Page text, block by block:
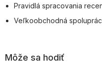
Pravidlá spracovania
Veľkoobchodná
Môže sa hodiť